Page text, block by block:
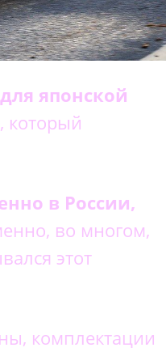
японской
который
в России,
во многом,
этот
комплектации